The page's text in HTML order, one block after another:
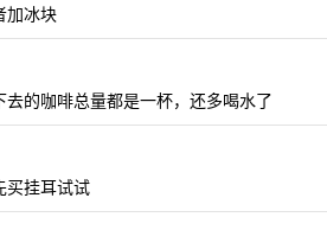
加冰块
的咖啡总量都是一杯，还多喝水了
买挂耳试试